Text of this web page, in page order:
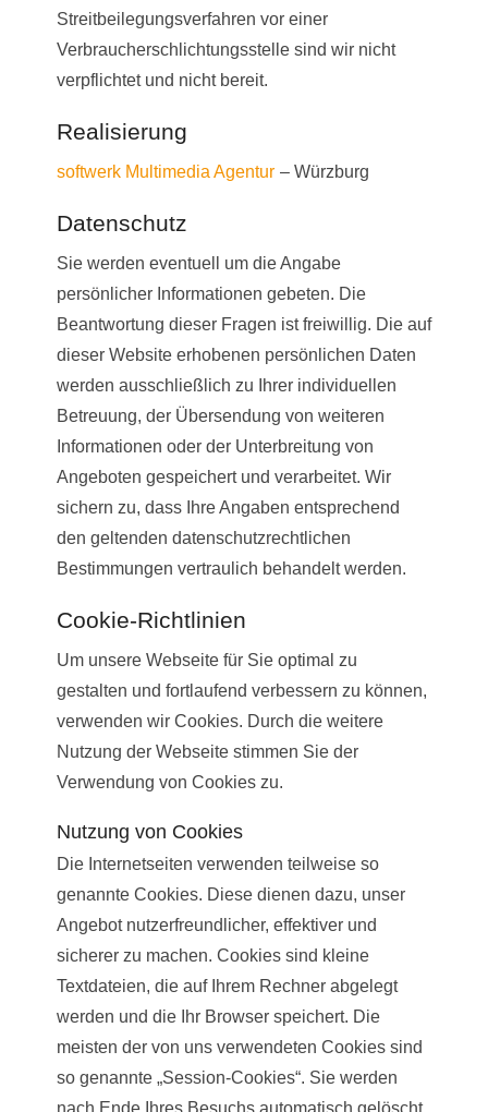
Streitbeilegungsverfahren vor einer
Verbraucherschlichtungsstelle sind wir nicht
verpflichtet und nicht bereit.
Realisierung
softwerk Multimedia Agentur – Würzburg
Datenschutz
Sie werden eventuell um die Angabe
persönlicher Informationen gebeten. Die
Beantwortung dieser Fragen ist freiwillig. Die auf
dieser Website erhobenen persönlichen Daten
werden ausschließlich zu Ihrer individuellen
Betreuung, der Übersendung von weiteren
Informationen oder der Unterbreitung von
Angeboten gespeichert und verarbeitet. Wir
sichern zu, dass Ihre Angaben entsprechend
den geltenden datenschutzrechtlichen
Bestimmungen vertraulich behandelt werden.
Cookie-Richtlinien
Um unsere Webseite für Sie optimal zu
gestalten und fortlaufend verbessern zu können,
verwenden wir Cookies. Durch die weitere
Nutzung der Webseite stimmen Sie der
Verwendung von Cookies zu.
Nutzung von Cookies
Die Internetseiten verwenden teilweise so
genannte Cookies. Diese dienen dazu, unser
Angebot nutzerfreundlicher, effektiver und
sicherer zu machen. Cookies sind kleine
Textdateien, die auf Ihrem Rechner abgelegt
werden und die Ihr Browser speichert. Die
meisten der von uns verwendeten Cookies sind
so genannte „Session-Cookies“. Sie werden
nach Ende Ihres Besuchs automatisch gelöscht.